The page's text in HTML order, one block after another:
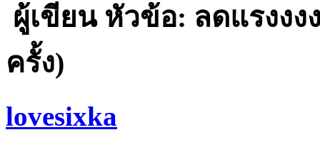
ผู้เขียนหัวข้อ: ลดแรงงง
ครั้ง)
lovesixka